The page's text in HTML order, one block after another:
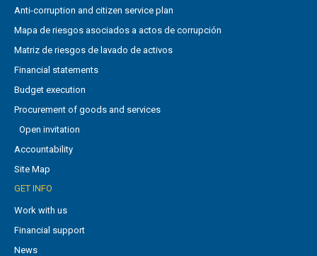
Anti-corruption and citizen service plan
Mapa de riesgos asociados a actos de corrupción
Matriz de riesgos de lavado de activos
Financial statements
Budget execution
Procurement of goods and services
Open invitation
Accountability
Site Map
GET INFO
Work with us
Financial support
News